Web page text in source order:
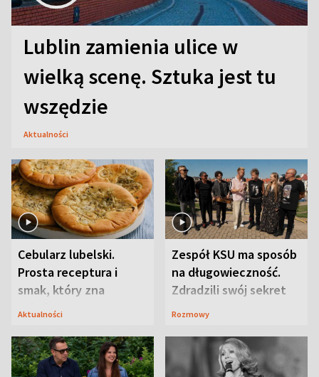
Lublin zamienia ulice w
wielką scenę. Sztuka jest tu
wszędzie
Aktualności
Cebularz lubelski.
Prosta receptura i
smak, który zna
Lubelszczyzna
Aktualności
Zespół KSU ma sposób
na długowieczność.
Zdradzili swój sekret
Rozmowy